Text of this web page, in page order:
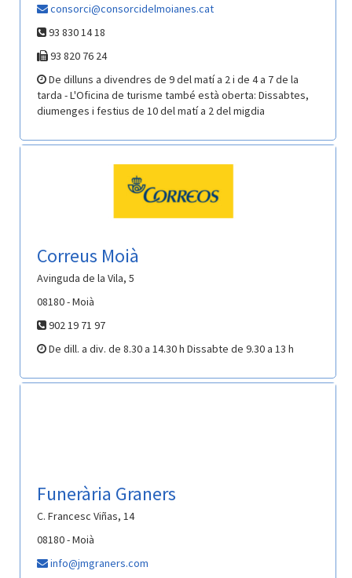
consorci@consorcidelmoianes.cat
93 830 14 18
93 820 76 24
De dilluns a divendres de 9 del matí a 2 i de 4 a 7 de la
tarda - L'Oficina de turisme també està oberta: Dissabtes,
diumenges i festius de 10 del matí a 2 del migdia
Correus Moià
Avinguda de la Vila, 5
08180 - Moià
902 19 71 97
De dill. a div. de 8.30 a 14.30 h Dissabte de 9.30 a 13 h
Funerària Graners
C. Francesc Viñas, 14
08180 - Moià
info@jmgraners.com